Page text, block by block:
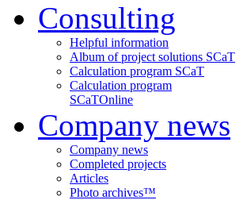
Consulting
Helpful information
Album of project solutions SCaT
Calculation program SCaT
Calculation program
SCaTOnline
Company news
Company news
Completed projects
Articles
Photo archives™